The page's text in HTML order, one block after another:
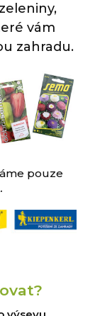
vám
zahradu.
pouze